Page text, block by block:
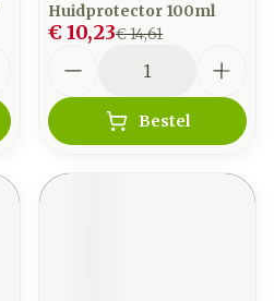
Huidprotector 100ml
€ 14,61
€ 10,23
Bestel